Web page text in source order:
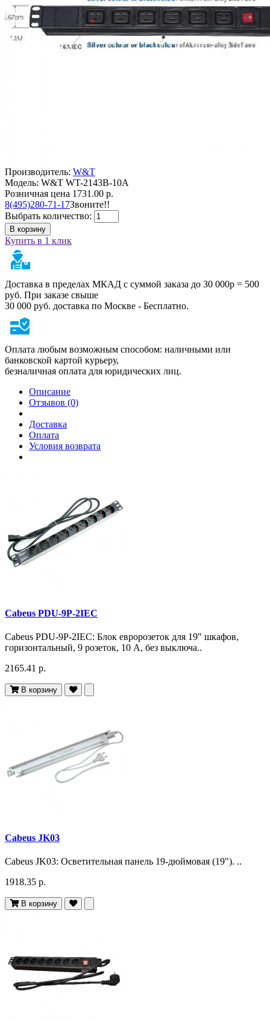
Производитель: W&T
Модель: W&T WT-2143B-10A
Розничная цена 1731.00 р.
8(495)280-71-17Звоните!!
Выбрать количество:
В корзину
Купить в 1 клик
Доставка в пределах МКАД с суммой заказа до 30 000р = 500
руб. При заказе свыше
30 000 руб. доставка по Москве - Бесплатно.
Оплата любым возможным способом: наличными или
банковской картой курьеру,
безналичная оплата для юридических лиц.
Описание
Отзывов (0)
Доставка
Оплата
Условия возврата
Cabeus PDU-9P-2IEC
Cabeus PDU-9P-2IEC: Блок евророзеток для 19" шкафов,
горизонтальный, 9 розеток, 10 A, без выключа..
2165.41 р.
В корзину
Cabeus JK03
Cabeus JK03: Осветительная панель 19-дюймовая (19"). ..
1918.35 р.
В корзину